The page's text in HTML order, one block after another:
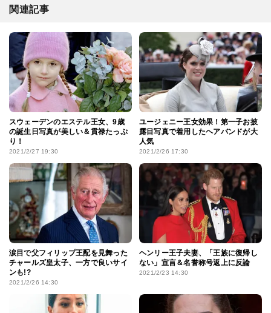
関連記事
スウェーデンのエステル王女、9歳
の誕生日写真が美しい＆貫禄たっぷ
り！
2021/2/27 19:30
ユージェニー王女効果！第一子お披
露目写真で着用したヘアバンドが大
人気
2021/2/26 17:30
涙目で父フィリップ王配を見舞った
チャールズ皇太子、一方で良いサイ
ンも!?
2021/2/26 14:30
ヘンリー王子夫妻、「王族に復帰し
ない」宣言＆名誉称号返上に反論
2021/2/23 14:30